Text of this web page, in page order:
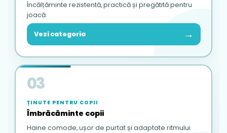
Încălțăminte rezistentă, practică și pregătită pentru
joacă.
Vezi categoria →
03
ȚINUTE PENTRU COPII
Îmbrăcăminte copii
Haine comode, ușor de purtat și adaptate ritmului